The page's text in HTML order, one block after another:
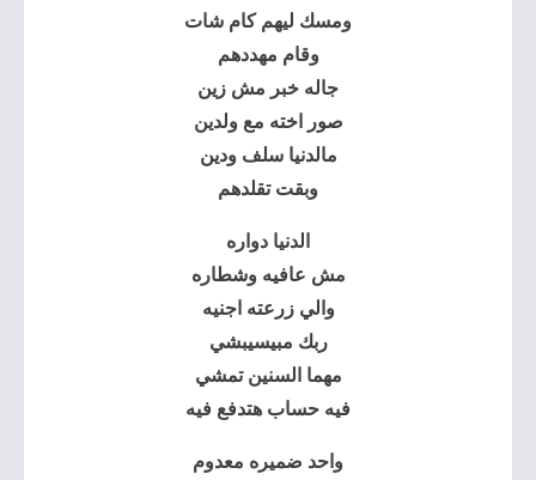
ومسك ليهم كام شات
وقام مهددهم
جاله خبر مش زين
صور اخته مع ولدين
مالدنيا سلف ودين
وبقت تقلدهم
الدنيا دواره
مش عافيه وشطاره
والي زرعته اجنيه
ربك مبيسيبشي
مهما السنين تمشي
فيه حساب هتدفع فيه
واحد ضميره معدوم